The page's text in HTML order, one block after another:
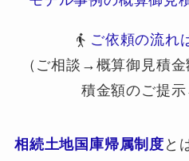
ご依頼の流れ
（ご相談→概算御見積
積金額のご提
相続土地国庫帰属制度 と